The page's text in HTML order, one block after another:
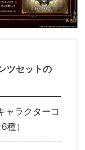
ツセットの
ャラクターコ
種）